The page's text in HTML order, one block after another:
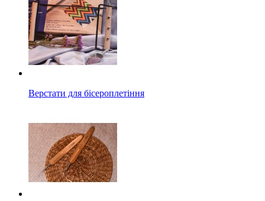
Верстати для бісероплетіння